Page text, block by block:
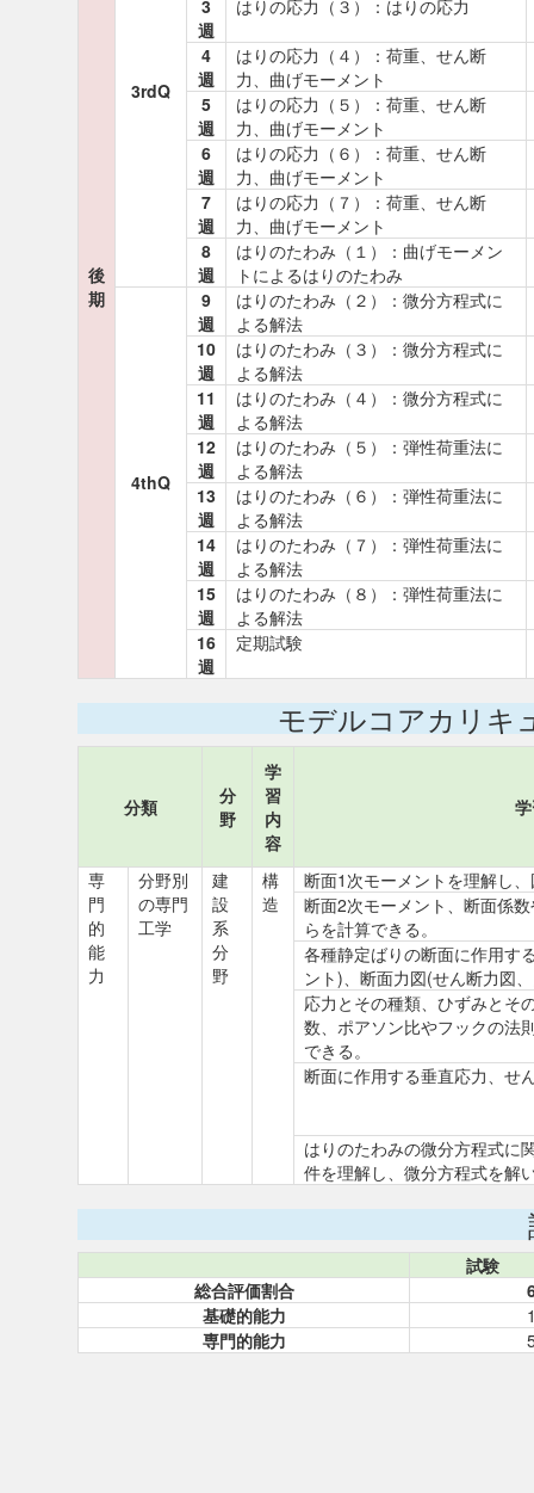
後
期
3rdQ
3
週
はりの応力（３）：はりの応力
4
週
はりの応力（４）：荷重、せん断
力、曲げモーメント
5
週
はりの応力（５）：荷重、せん断
力、曲げモーメント
6
週
はりの応力（６）：荷重、せん断
力、曲げモーメント
7
週
はりの応力（７）：荷重、せん断
力、曲げモーメント
8
週
はりのたわみ（１）：曲げモーメン
トによるはりのたわみ
4thQ
9
週
はりのたわみ（２）：微分方程式に
よる解法
10
週
はりのたわみ（３）：微分方程式に
よる解法
11
週
はりのたわみ（４）：微分方程式に
よる解法
12
週
はりのたわみ（５）：弾性荷重法に
よる解法
13
週
はりのたわみ（６）：弾性荷重法に
よる解法
14
週
はりのたわみ（７）：弾性荷重法に
よる解法
15
週
はりのたわみ（８）：弾性荷重法に
よる解法
16
週
定期試験
モデルコアカリキ
分類
分
野
学
習
内
容
専
門
的
能
力
分野別
の専門
工学
建
設
系
分
野
構
造
断面1次モーメントを理解し
断面2次モーメント、断面係
らを計算できる。
各種静定ばりの断面に作用す
ント)、断面力図(せん断力図
応力とその種類、ひずみとそ
数、ポアソン比やフックの法
できる。
断面に作用する垂直応力、せ
はりのたわみの微分方程式に
件を理解し、微分方程式を解
試験
総合評価割合
基礎的能力
専門的能力